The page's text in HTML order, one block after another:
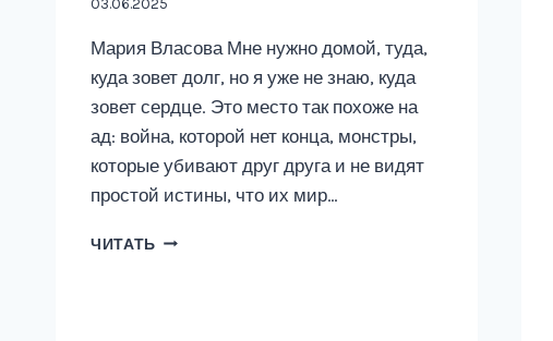
03.06.2025
Мария Власова Мне нужно домой, туда,
куда зовет долг, но я уже не знаю, куда
зовет сердце. Это место так похоже на
ад: война, которой нет конца, монстры,
которые убивают друг друга и не видят
простой истины, что их мир…
ЧИТАТЬ МОНСТР